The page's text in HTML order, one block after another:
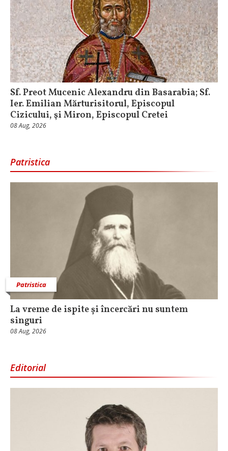
Sf. Preot Mucenic Alexandru din Basarabia; Sf.
Ier. Emilian Mărturisitorul, Episcopul
Cizicului, şi Miron, Episcopul Cretei
08 Aug, 2026
Patristica
Patristica
La vreme de ispite și încercări nu suntem
singuri
08 Aug, 2026
Editorial